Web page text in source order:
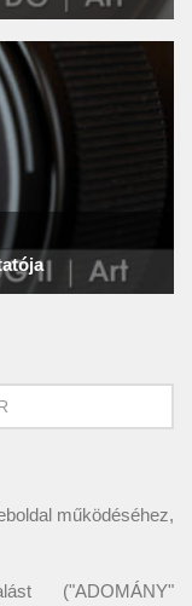
működéséhez,
("ADOMÁNY"